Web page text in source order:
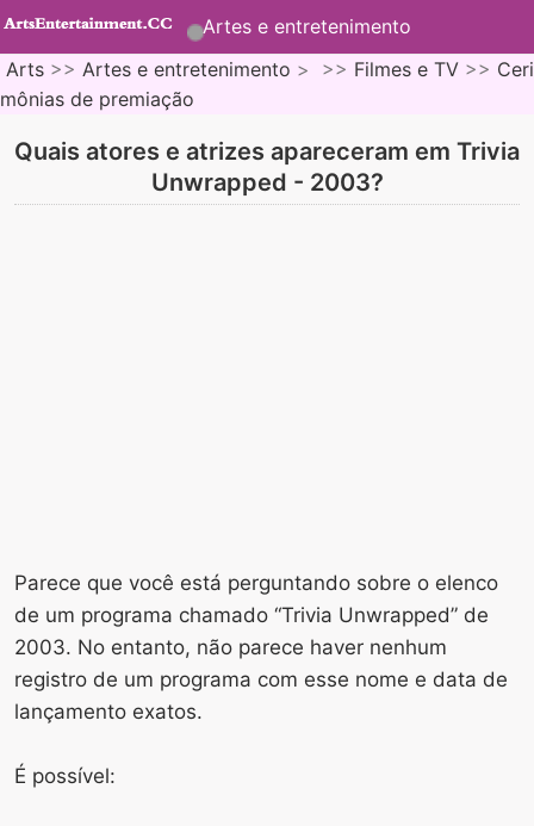
Artes e entretenimento
Arts >> Artes e entretenimento > >> Filmes e TV >> Ceri
mônias de premiação
Quais atores e atrizes apareceram em Trivia
Unwrapped - 2003?
Parece que você está perguntando sobre o elenco
de um programa chamado “Trivia Unwrapped” de
2003. No entanto, não parece haver nenhum
registro de um programa com esse nome e data de
lançamento exatos.
É possível: